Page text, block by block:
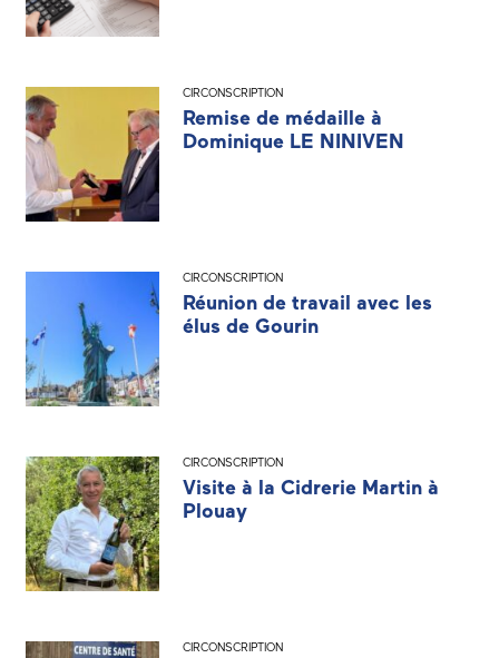
CIRCONSCRIPTION
Remise de médaille à
Dominique LE NINIVEN
CIRCONSCRIPTION
Réunion de travail avec les
élus de Gourin
CIRCONSCRIPTION
Visite à la Cidrerie Martin à
Plouay
CIRCONSCRIPTION